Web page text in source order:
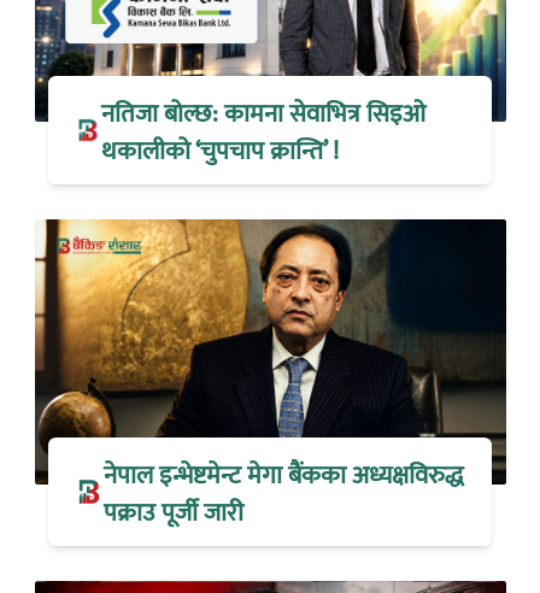
नतिजा बोल्छ: कामना सेवाभित्र सिइओ
थकालीको ‘चुपचाप क्रान्ति’ !
नेपाल इन्भेष्टमेन्ट मेगा बैंकका अध्यक्षविरुद्ध
पक्राउ पूर्जी जारी